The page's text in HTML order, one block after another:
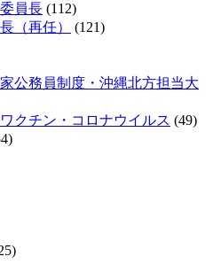
員長 (112)
（再任）
(121)
公務員制度・沖縄北方担当大
クチン・コロナウイルス (49)